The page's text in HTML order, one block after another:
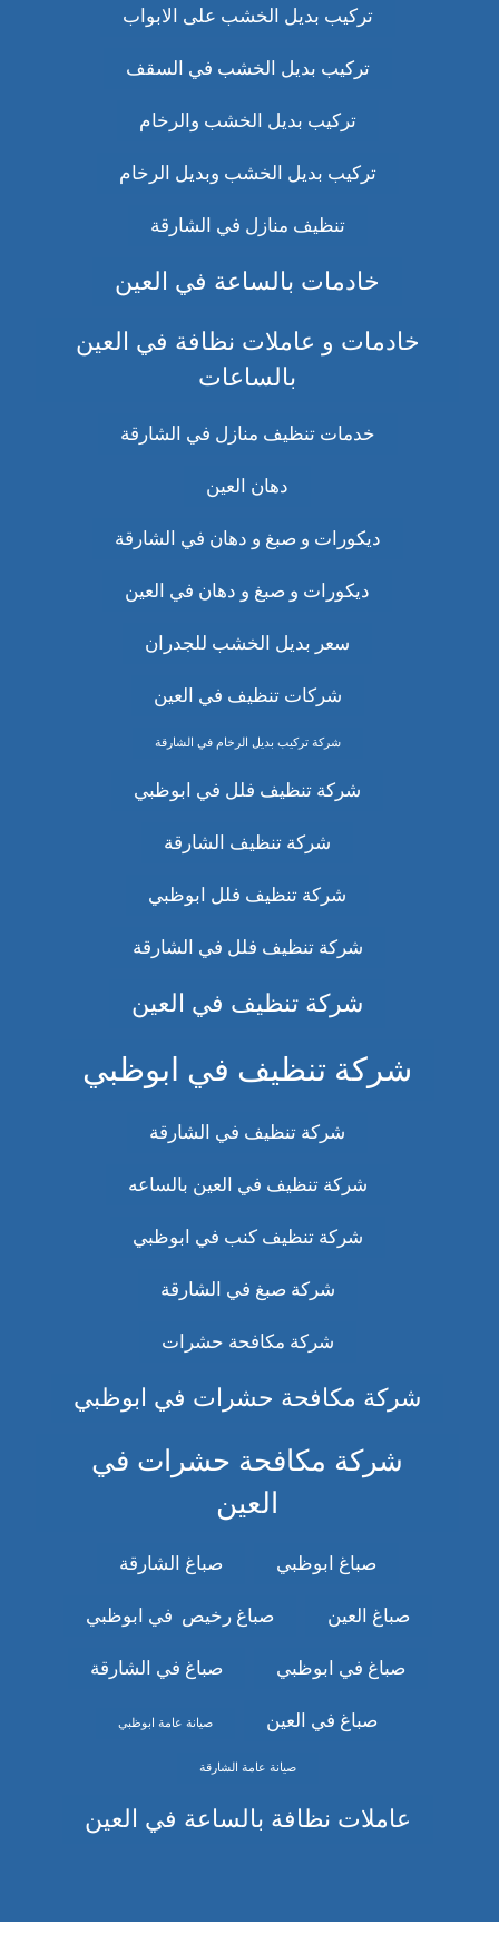
تركيب بديل الخشب على الابواب
تركيب بديل الخشب في السقف
تركيب بديل الخشب والرخام
تركيب بديل الخشب وبديل الرخام
تنظيف منازل في الشارقة
خادمات بالساعة في العين
خادمات و عاملات نظافة في العين
بالساعات
خدمات تنظيف منازل في الشارقة
دهان العين
ديكورات و صبغ و دهان في الشارقة
ديكورات و صبغ و دهان في العين
سعر بديل الخشب للجدران
شركات تنظيف في العين
شركة تركيب بديل الرخام في الشارقة
شركة تنظيف فلل في ابوظبي
شركة تنظيف الشارقة
شركة تنظيف فلل ابوظبي
شركة تنظيف فلل في الشارقة
شركة تنظيف في العين
شركة تنظيف في ابوظبي
شركة تنظيف في الشارقة
شركة تنظيف في العين بالساعه
شركة تنظيف كنب في ابوظبي
شركة صبغ في الشارقة
شركة مكافحة حشرات
شركة مكافحة حشرات في ابوظبي
شركة مكافحة حشرات في
العين
صباغ ابوظبي صباغ الشارقة
صباغ العين صباغ رخيص في ابوظبي
صباغ في ابوظبي صباغ في الشارقة
صباغ في العين صيانة عامة ابوظبي
صيانة عامة الشارقة
عاملات نظافة بالساعة في العين